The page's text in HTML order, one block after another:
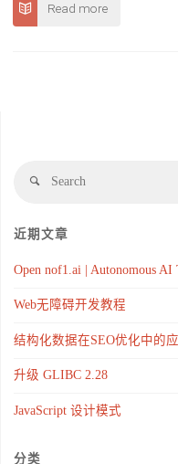
Read more
近期文章
Open nof1.ai | Autonomous
Web无障碍开发教程
结构化数据在SEO优化中的
升级 GLIBC 2.28
JavaScript 设计模式
分类